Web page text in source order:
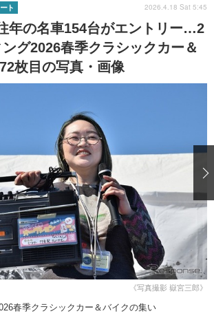
関西
四国
ト
ストップ！不具合修理＆粗悪修理
グ 洗車
磨き コーティング
ピング
防錆
＆粗悪修理
カーメーカー「旧車」関連プロジェ
クト
ト プロショップ検索
関連プロジ
コラム
年の名車154台がエントリー…2
グ2026春季クラシックカー＆
枚目の写真・画像
ト 2026.4.18 Sat 5:45
《写真撮影 嶽宮三郎》
春季クラシックカー＆バイクの集い